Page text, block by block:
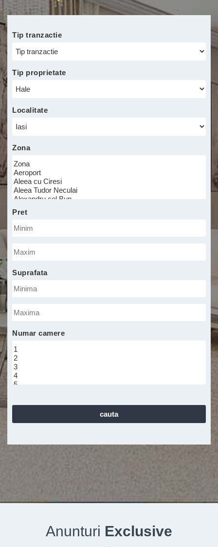
Tip tranzactie
Tip proprietate
Localitate
Zona
Pretminim
Pret
Suprafataminima
Suprafata
Numar camere
Anunturi Exclusive